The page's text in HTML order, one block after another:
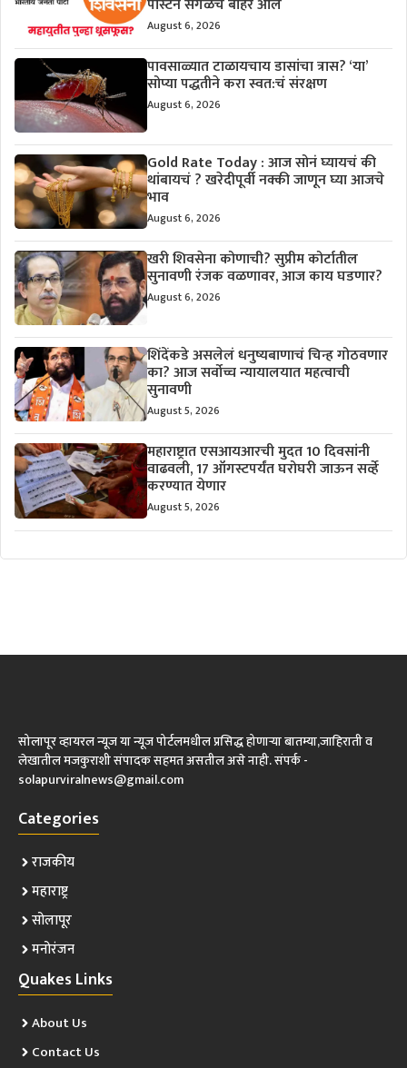
पोस्टने सगळंच बाहेर आलं
August 6, 2026
पावसाळ्यात टाळायचाय डासांचा त्रास? ‘या’
सोप्या पद्धतीने करा स्वत:चं संरक्षण
August 6, 2026
Gold Rate Today : आज सोनं घ्यायचं की
थांबायचं ? खरेदीपूर्वी नक्की जाणून घ्या आजचे
भाव
August 6, 2026
खरी शिवसेना कोणाची? सुप्रीम कोर्टातील
सुनावणी रंजक वळणावर, आज काय घडणार?
August 6, 2026
शिंदेंकडे असलेलं धनुष्यबाणाचं चिन्ह गोठवणार
का? आज सर्वोच्च न्यायालयात महत्वाची
सुनावणी
August 5, 2026
महाराष्ट्रात एसआयआरची मुदत 10 दिवसांनी
वाढवली, 17 ऑगस्टपर्यंत घरोघरी जाऊन सर्व्हे
करण्यात येणार
August 5, 2026
सोलापूर व्हायरल न्यूज या न्यूज पोर्टलमधील प्रसिद्ध होणाऱ्या बातम्या,जाहिराती व
लेखातील मजकुराशी संपादक सहमत असतील असे नाही. संपर्क -
solapurviralnews@gmail.com
Categories
राजकीय
महाराष्ट्र
सोलापूर
मनोरंजन
Quakes Links
About Us
Contact Us